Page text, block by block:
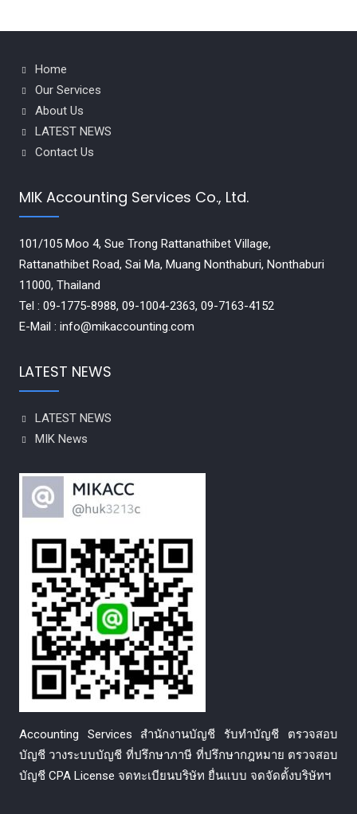
Home
Our Services
About Us
LATEST NEWS
Contact Us
MIK Accounting Services Co., Ltd.
101/105 Moo 4, Sue Trong Rattanathibet Village,
Rattanathibet Road, Sai Ma, Muang Nonthaburi, Nonthaburi
11000, Thailand
Tel : 09-1775-8988, 09-1004-2363, 09-7163-4152
E-Mail : info@mikaccounting.com
LATEST NEWS
LATEST NEWS
MIK News
Accounting Services สำนักงานบัญชี รับทำบัญชี ตรวจสอบ
บัญชี วางระบบบัญชี ที่ปรึกษาภาษี ที่ปรึกษากฎหมาย ตรวจสอบ
บัญชี CPA License จดทะเบียนบริษัท ยื่นแบบ จดจัดตั้งบริษัทฯ